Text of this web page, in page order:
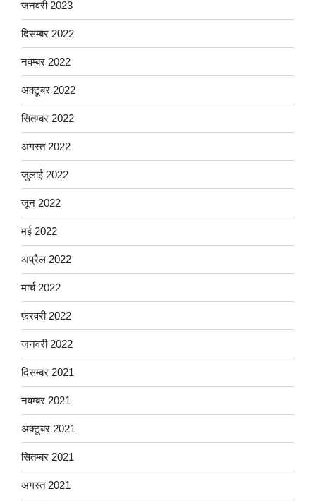
जनवरी 2023
दिसम्बर 2022
नवम्बर 2022
अक्टूबर 2022
सितम्बर 2022
अगस्त 2022
जुलाई 2022
जून 2022
मई 2022
अप्रैल 2022
मार्च 2022
फ़रवरी 2022
जनवरी 2022
दिसम्बर 2021
नवम्बर 2021
अक्टूबर 2021
सितम्बर 2021
अगस्त 2021